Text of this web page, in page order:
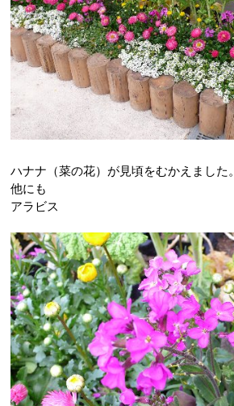
ハナナ（菜の花）が見頃をむかえました。
他にも
アラビス